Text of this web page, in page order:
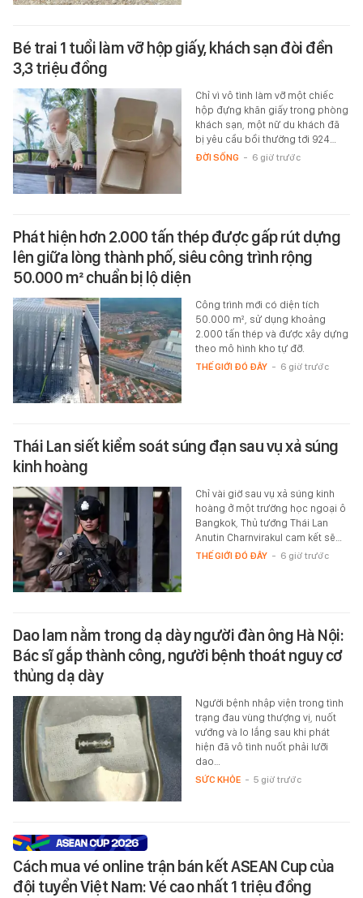
Bé trai 1 tuổi làm vỡ hộp giấy, khách sạn đòi đền
3,3 triệu đồng
Chỉ vì vô tình làm vỡ một chiếc
hộp đựng khăn giấy trong phòng
khách sạn, một nữ du khách đã
bị yêu cầu bồi thường tới 924…
ĐỜI SỐNG - 6 giờ trước
Phát hiện hơn 2.000 tấn thép được gấp rút dựng
lên giữa lòng thành phố, siêu công trình rộng
50.000 m² chuẩn bị lộ diện
Công trình mới có diện tích
50.000 m², sử dụng khoảng
2.000 tấn thép và được xây dựng
theo mô hình kho tự đỡ.
THẾ GIỚI ĐÓ ĐÂY - 6 giờ trước
Thái Lan siết kiểm soát súng đạn sau vụ xả súng
kinh hoàng
Chỉ vài giờ sau vụ xả súng kinh
hoàng ở một trường học ngoại ô
Bangkok, Thủ tướng Thái Lan
Anutin Charnvirakul cam kết sẽ…
THẾ GIỚI ĐÓ ĐÂY - 6 giờ trước
Dao lam nằm trong dạ dày người đàn ông Hà Nội:
Bác sĩ gắp thành công, người bệnh thoát nguy cơ
thủng dạ dày
Người bệnh nhập viện trong tình
trạng đau vùng thượng vị, nuốt
vướng và lo lắng sau khi phát
hiện đã vô tình nuốt phải lưỡi
dao…
SỨC KHỎE - 5 giờ trước
Cách mua vé online trận bán kết ASEAN Cup của
đội tuyển Việt Nam: Vé cao nhất 1 triệu đồng